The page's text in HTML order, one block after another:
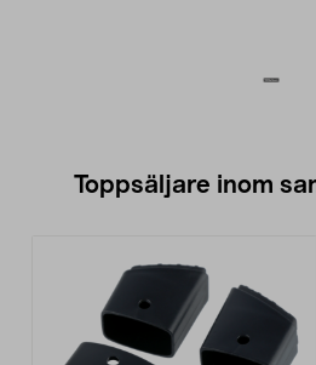
Toppsäljare inom